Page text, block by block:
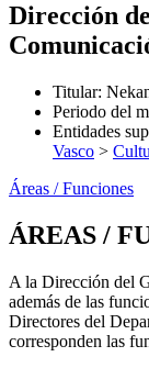
Dirección
Titular:
Periodo del
Entidades
Vasco >
Áreas / Funciones
ÁREAS /
A la Dirección del
además de las
Directores del
corresponden las